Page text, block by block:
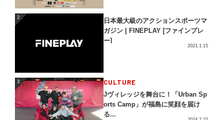
2
日本最大級のアクションスポーツマ
ガジン | FINEPLAY [ファインプレ
ー]
2021.1.15
3 CULTURE
Jヴィレッジを舞台に！「Urban Sp
orts Camp」が福島に笑顔を届け
る...